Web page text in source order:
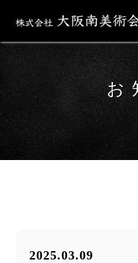
お
2025.03.09